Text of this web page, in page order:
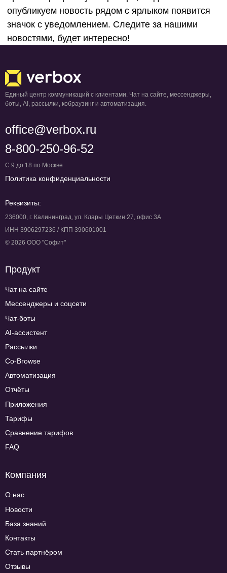
оператора
опубликуем новость рядом с ярлыком появится
значок с уведомлением. Следите за нашими
новостями, будет интересно!
Единый центр коммуникаций с клиентами. Чат на сайте, мессенджеры,
боты, AI, рассылки, кобраузинг и автоматизация.
office@verbox.ru
8-800-250-96-52
С 9 до 18 по Москве
Политика конфиденциальности
Реквизиты:
236000, г. Калининград, ул. Клары Цеткин 27, офис 3А
ИНН 3906297236 / КПП 390601001
© 2026 ООО "Софит"
Продукт
Чат на сайте
Мессенджеры и соцсети
Чат-боты
AI-ассистент
Рассылки
Co-Browse
Автоматизация
Отчёты
Приложения
Тарифы
Сравнение тарифов
FAQ
Компания
О нас
Новости
База знаний
Контакты
Стать партнёром
Отзывы